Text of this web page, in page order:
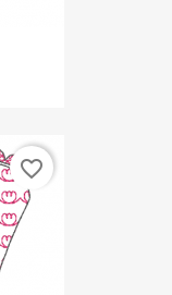
favorite_border